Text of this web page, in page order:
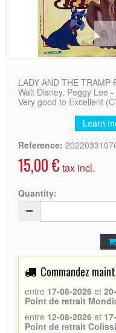
LADY AND THE
Walt Disney, Peggy Lee
Very good to Excellent
Learn
Reference:
15,00 € tax incl.
Quantity:
Commandez
entre 17-08-2026 et
Point de retrait
entre 12-08-2026 et
Point de retrait